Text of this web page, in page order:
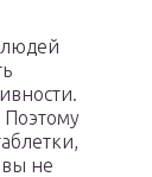
людей
Поэтому
не